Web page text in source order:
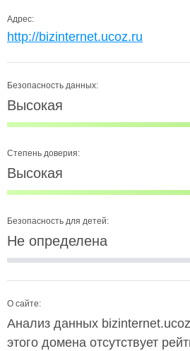
Адрес:
http://bizinternet.ucoz.ru
Безопасность данных:
Высокая
Степень доверия:
Высокая
Безопасность для детей:
Не определена
О сайте:
Анализ данных
этого домена отсутствует